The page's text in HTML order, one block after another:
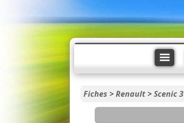
Fiches >Renault >Scenic 3